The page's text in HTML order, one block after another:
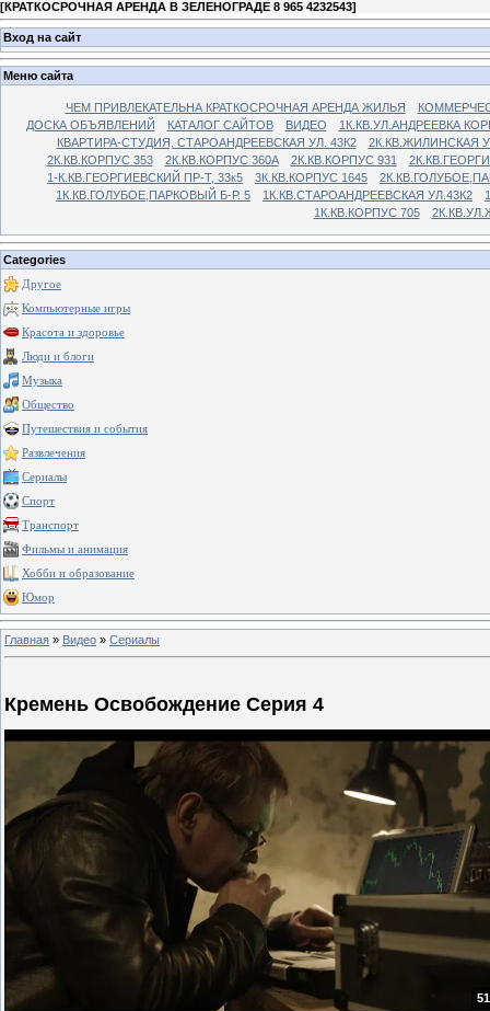
[КРАТКОСРОЧНАЯ АРЕНДА В ЗЕЛЕНОГРАДЕ 8 965 4232543]
Вход на сайт
Меню сайта
ЧЕМ ПРИВЛЕКАТЕЛЬНА КРАТКОСРОЧНАЯ АРЕНДА ЖИЛЬЯ
ДОСКА ОБЪЯВЛЕНИЙ
КАТАЛОГ САЙТОВ ВИДЕО
1К.КВ.УЛ.АНДРЕЕВКА
КВАРТИРА-СТУДИЯ, СТАРОАНДРЕЕВСКАЯ УЛ. 43К2
2К.КВ.ЖИЛИНСКАЯ
2К.КВ.КОРПУС 353
2К.КВ.КОРПУС 360А 2К.КВ.КОРПУС 931
1-К.КВ.ГЕОРГИЕВСКИЙ ПР-Т, 33к5
3К.КВ.КОРПУС 1645
1К.КВ.ГОЛУБОЕ,ПАРКОВЫЙ Б-Р. 5
1К.КВ.СТАРОАНДРЕЕВСКАЯ УЛ.43К2
1К.КВ.КОРПУС 705
Categories
Другое
Компьютерные игры
Красота и здоровье
Люди и блоги
Музыка
Общество
Путешествия и события
Развлечения
Сериалы
Спорт
Транспорт
Фильмы и анимация
Хобби и образование
Юмор
Главная » Видео » Сериалы
Кремень Освобождение Серия 4